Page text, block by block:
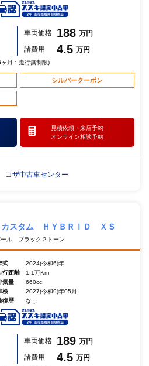
車両価格 188 万円
諸費用
4.5 万円
月：走行無制限)
シルバークーポン
見積依頼・ 来店予約
オンライン相談予約
コザ中古車センター
カスタム ＨＹＢＲＩＤ ＸＳ
ール ブラック２トーン
式
2024(令和6)年
行距離
1.1万Km
気量
660cc
検
2027(令和9)年05月
復歴
なし
車両価格 189 万円
諸費用
4.5 万円